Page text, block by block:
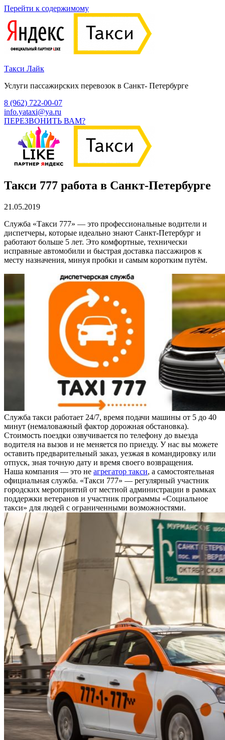
Перейти к содержимому
Такси Лайк
Услуги пассажирских перевозок в Санкт- Петербурге
8 (962) 722-00-07
info.yataxi@ya.ru
ПЕРЕЗВОНИТЬ ВАМ?
Такси 777 работа в Санкт-Петербурге
21.05.2019
Служба «Такси 777» — это профессиональные водители и
диспетчеры, которые идеально знают Санкт-Петербург и
работают больше 5 лет. Это комфортные, технически
исправные автомобили и быстрая доставка пассажиров к
месту назначения, минуя пробки и самым коротким путём.
Служба такси работает 24/7, время подачи машины от 5 до 40
минут (немаловажный фактор дорожная обстановка).
Стоимость поездки озвучивается по телефону до выезда
водителя на вызов и не меняется по приезду. У нас вы можете
оставить предварительный заказ, уезжая в командировку или
отпуск, зная точную дату и время своего возвращения.
Наша компания — это не агрегатор такси, а самостоятельная
официальная служба. «Такси 777» — регулярный участник
городских мероприятий от местной администрации в рамках
поддержки ветеранов и участник программы «Социальное
такси» для людей с ограниченными возможностями.